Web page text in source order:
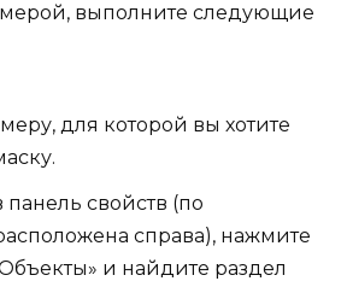
выполните следующие
для которой вы хотите
свойств (по
справа), нажмите
и найдите раздел